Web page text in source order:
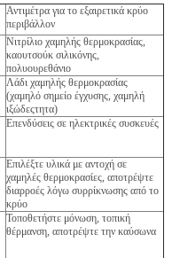
Αντιμέτρα για το εξαιρετικά κρύο
περιβάλλον
Νιτρίλιο χαμηλής θερμοκρασίας,
καουτσούκ σιλικόνης,
πολυουρεθάνιο
Λάδι χαμηλής θερμοκρασίας
(χαμηλό σημείο έγχυσης, χαμηλή
ιξώδεςτητα)
Επενδύσεις σε ηλεκτρικές συσκευές
Επιλέξτε υλικά με αντοχή σε
χαμηλές θερμοκρασίες, αποτρέψτε
διαρροές λόγω συρρίκνωσης από το
κρύο
Τοποθετήστε μόνωση, τοπική
θέρμανση, αποτρέψτε την καύσωνα